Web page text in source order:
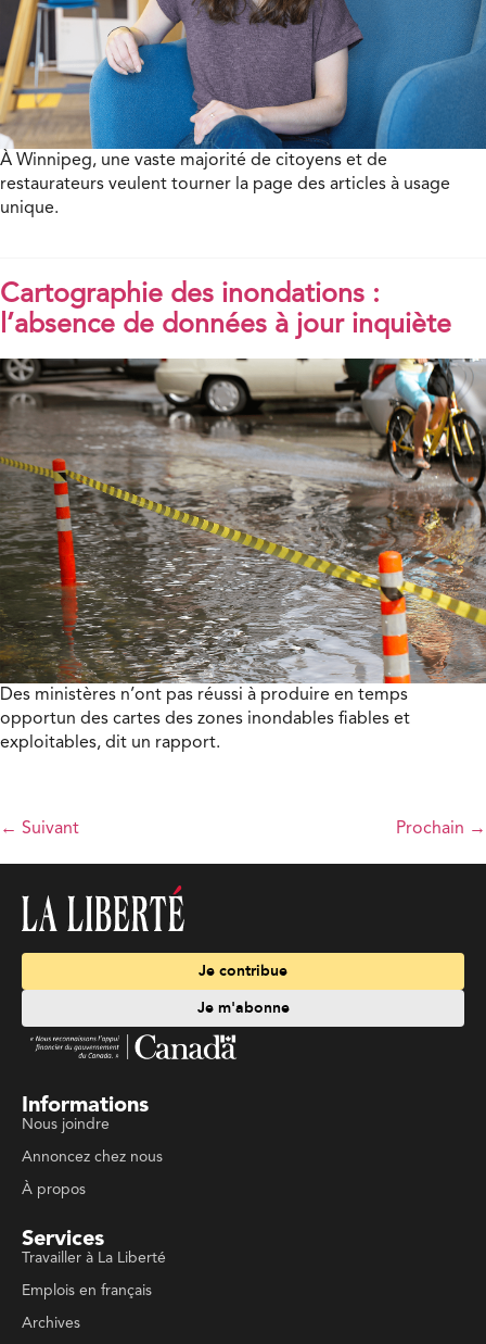
À Winnipeg, une vaste majorité de citoyens et de
restaurateurs veulent tourner la page des articles à usage
unique.
Cartographie des inondations :
l’absence de données à jour inquiète
Des ministères n’ont pas réussi à produire en temps
opportun des cartes des zones inondables fiables et
exploitables, dit un rapport.
← Suivant Prochain →
Je contribue
Je m'abonne
Informations
Nous joindre
Annoncez chez nous
À propos
Services
Travailler à La Liberté
Emplois en français
Archives